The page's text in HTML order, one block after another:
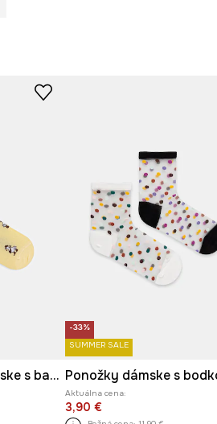
Ponožky 2-pak dámske s bavlnou so zvieracím motívom
-33%
SUMMER SALE
Aktuálna cena:
3,90 €